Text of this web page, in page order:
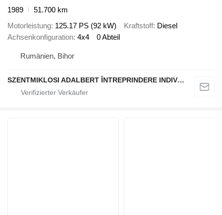
1989
51.700 km
Motorleistung 125.17 PS (92 kW) Kraftstoff Diesel
Achsenkonfiguration 4x4 0 Abteil
Rumänien, Bihor
SZENTMIKLOSI ADALBERT ÎNTREPRINDERE INDIVIDUALĂ